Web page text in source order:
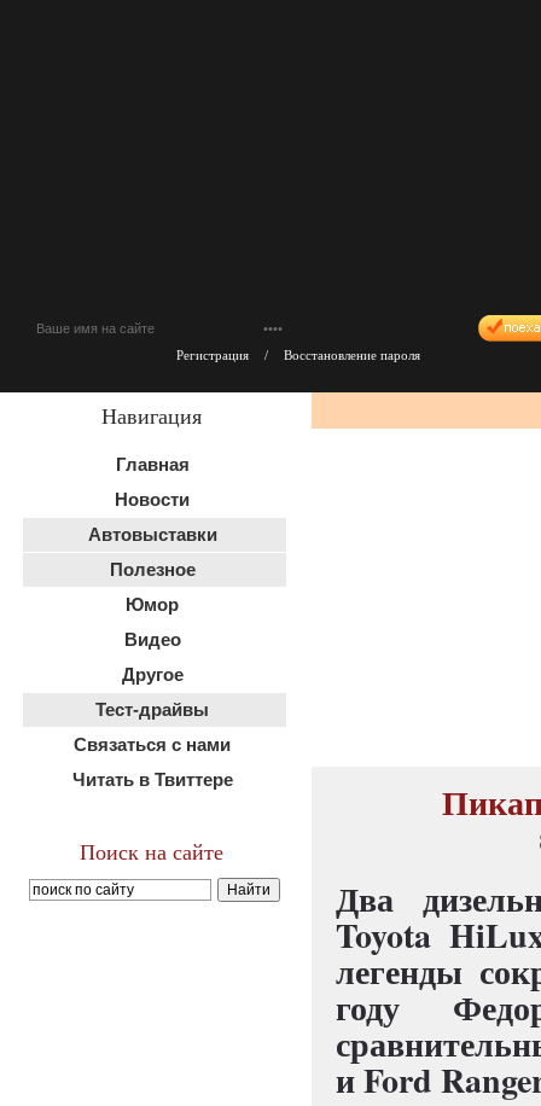
Регистрация / Восстановление пароля
Навигация
Главная
Новости
Автовыставки
Полезное
Юмор
Видео
Другое
Тест-драйвы
Связаться с нами
Читать в Твиттере
Поиск на сайте
Два
Toyota
легенды
году
и Ford